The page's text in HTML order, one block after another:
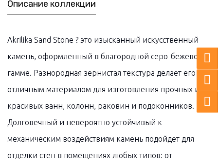
Описание коллекции
Akrilika Sand Stone ? это изысканный искусственный
камень, оформленный в благородной серо-бежевой
гамме. Разнородная зернистая текстура делает его
отличным материалом для изготовления прочных и
красивых ванн, колонн, раковин и подоконников.
Долговечный и невероятно устойчивый к
механическим воздействиям камень подойдет для
отделки стен в помещениях любых типов: от